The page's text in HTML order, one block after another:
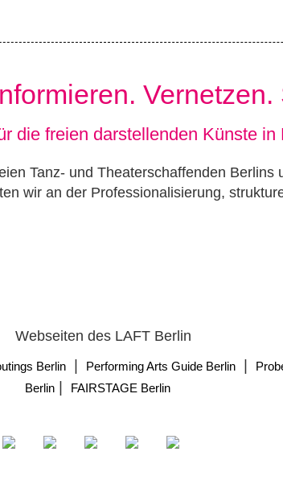
Vernetzen.
die freien darstellenden Künste in
Tanz- und Theaterschaffenden Berlins
wir an der Professionalisierung,
Webseiten des LAFT Berlin
Berlin Performing Arts Guide Berlin
Berlin| FAIRSTAGE Berlin